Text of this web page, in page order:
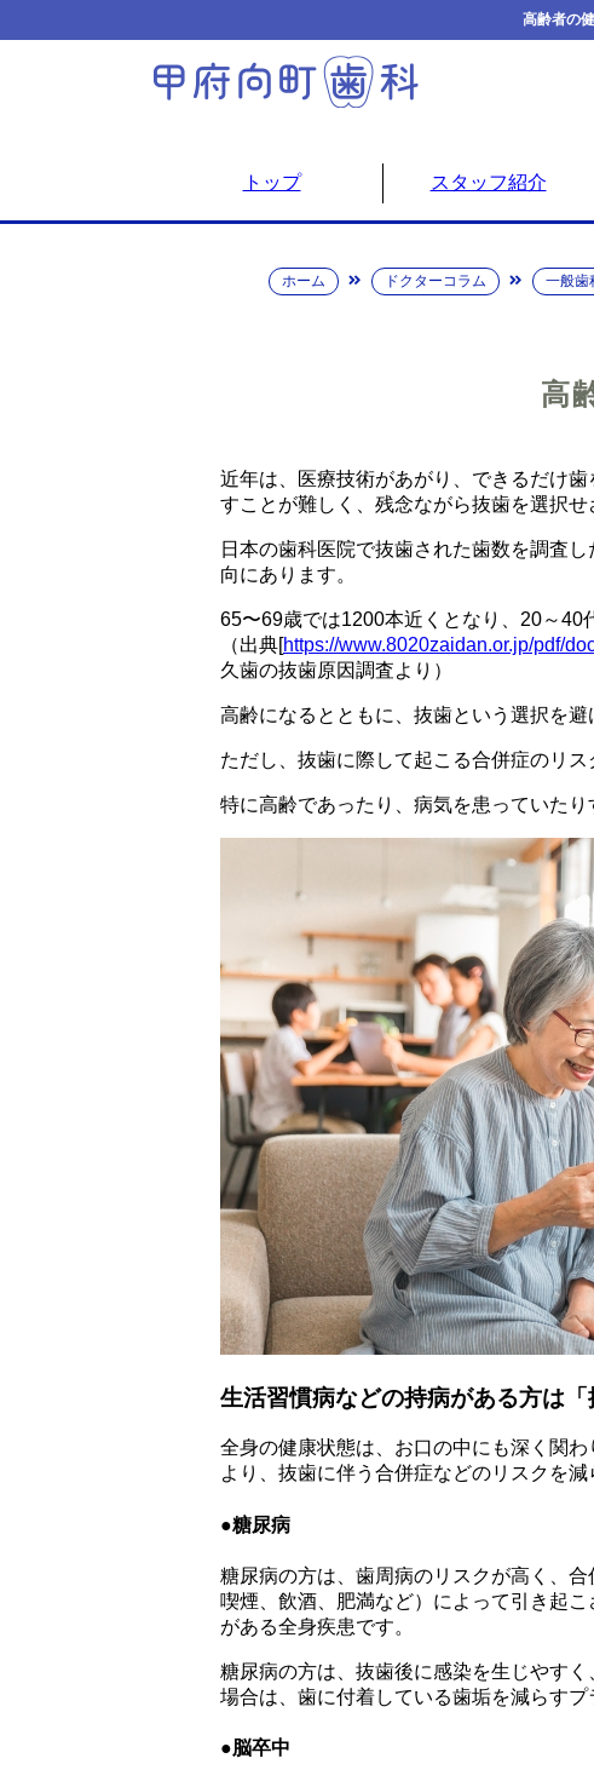
高齢者の
トップ スタッフ紹介
ホーム ドクターコラム 一般歯
高
近年は、医療技術があがり、できるだけ
すことが難しく、残念ながら抜歯を選択せ
日本の歯科医院で抜歯された歯数を調査
向にあります。
65〜69歳では1200本近くとなり、20～40
（出典[https://www.8020zaidan.or.jp/pdf/
久歯の抜歯原因調査より）
高齢になるとともに、抜歯という選択を避
ただし、抜歯に際して起こる合併症のリ
特に高齢であったり、病気を患っていた
生活習慣病などの持病がある方は
全身の健康状態は、お口の中にも深く関
より、抜歯に伴う合併症などのリスクを減
●糖尿病
糖尿病の方は、歯周病のリスクが高く、
喫煙、飲酒、肥満など）によって引き起
がある全身疾患です。
糖尿病の方は、抜歯後に感染を生じやす
場合は、歯に付着している歯垢を減らす
●脳卒中